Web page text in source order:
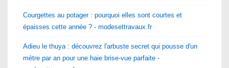
Courgettes au potager : pourquoi elles sont courtes et
épaisses cette année ? - modesettravaux.fr
Adieu le thuya : découvrez l'arbuste secret qui pousse d'un
mètre par an pour une haie brise-vue parfaite -